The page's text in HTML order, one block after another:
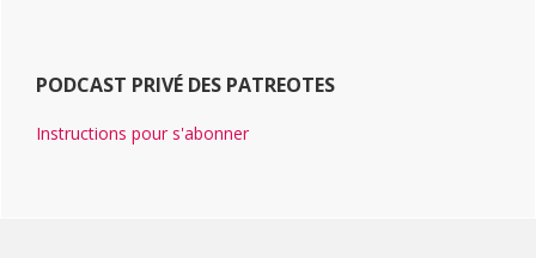
PODCAST PRIVÉ DES PATREOTES
Instructions pour s'abonner